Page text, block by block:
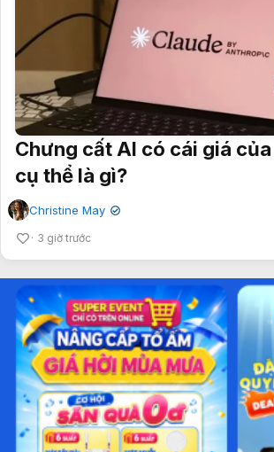
Chưng cất AI có cái giá
cụ thể là gì?
Christine May ✔
3 giờ trước